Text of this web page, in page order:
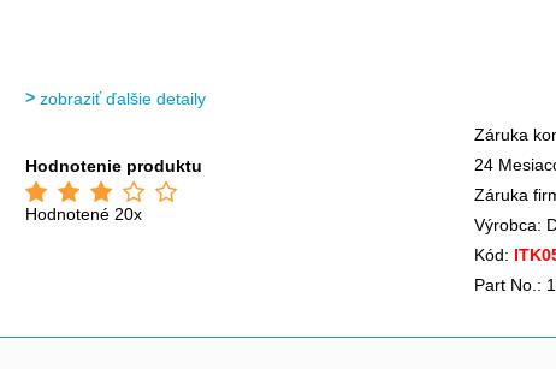
zobraziť ďalšie detaily
Hodnotenie produktu
Hodnotené 20x
Záruka
24
Záruka
Výrobca:
Kód:
Part No.: